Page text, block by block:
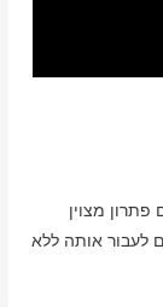
מצוין
לעבור אותה ללא